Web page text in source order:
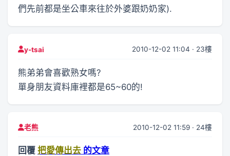
們先前都是坐公車來往於外婆跟奶奶家).
y-tsai 2010-12-02 11:04 · 23樓
熊弟弟會喜歡熟女嗎?
單身朋友資料庫裡都是65~60的!
老熊 2010-12-02 11:59 · 24樓
回覆 把愛傳出去 的文章